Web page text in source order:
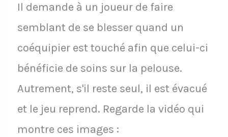
Il demande à un joueur de faire
semblant de se blesser quand un
coéquipier est touché afin que celui-ci
bénéficie de soins sur la pelouse.
Autrement, s'il reste seul, il est évacué
et le jeu reprend. Regarde la vidéo qui
montre ces images :